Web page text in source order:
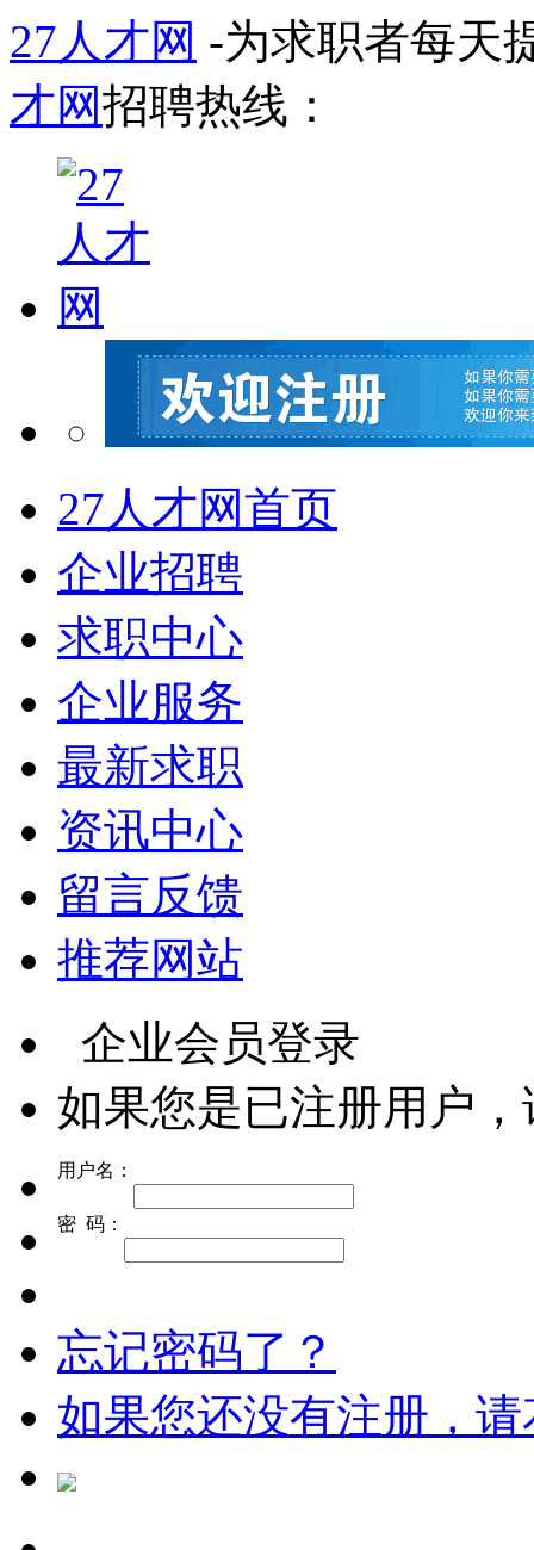
27人才网 -为求职者每天
才网招聘热线：
27人才网首页
企业招聘
求职中心
企业服务
最新求职
资讯中心
留言反馈
推荐网站
企业会员登录
如果您是已注册用户
用户名：
密 码：
忘记密码了？
如果您还没有注册，